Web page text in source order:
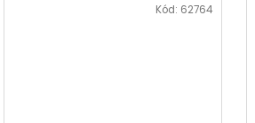
Kód: 62764